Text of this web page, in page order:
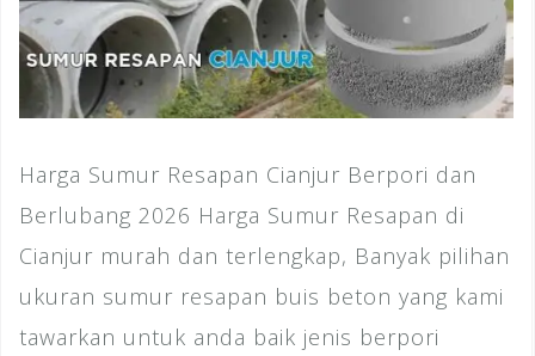
Harga Sumur Resapan Cianjur Berpori dan
Berlubang 2026 Harga Sumur Resapan di
Cianjur murah dan terlengkap, Banyak pilihan
ukuran sumur resapan buis beton yang kami
tawarkan untuk anda baik jenis berpori